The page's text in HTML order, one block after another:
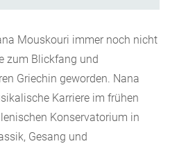
Mouskouri immer noch nicht
zum Blickfang und
Griechin geworden. Nana
Karriere im frühen
Konservatorium in
Gesang und